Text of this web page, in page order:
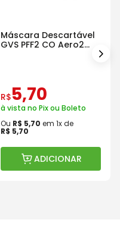
Máscara Descartável
GVS PFF2 CO Aero2
R$5,70
à vista no Pix ou Boleto
Ou R$ 5,70 em 1x de
R$ 5,70
ADICIONAR